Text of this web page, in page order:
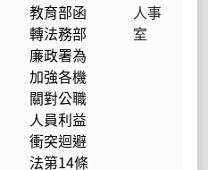
教育部函
轉法務部
廉政署為
加強各機
關對公職
人員利益
衝突迴避
法第14條
人事
室